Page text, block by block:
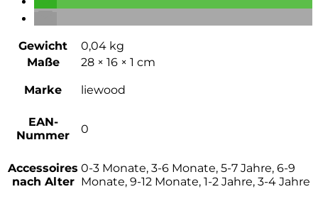
Gewicht
0,04 kg
Maße
28 × 16 × 1 cm
Marke liewood
EAN-
Nummer
0
Accessoires
nach Alter
0-3 Monate, 3-6 Monate, 5-7 Jahre, 6-9
Monate, 9-12 Monate, 1-2 Jahre, 3-4 Jahre